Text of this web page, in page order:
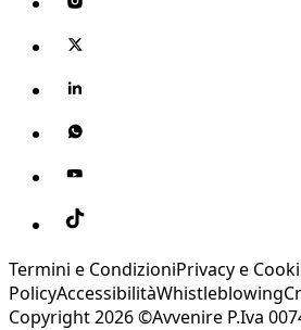
Termini e CondizioniPrivacy e
PolicyAccessibilitàWhistleblowing
Copyright 2026 ©Avvenire P.Iva